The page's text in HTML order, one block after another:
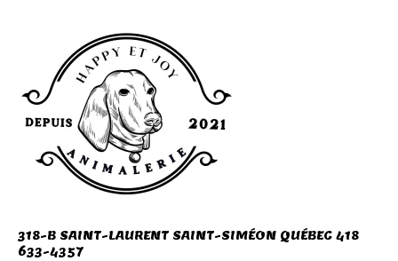
318-B SAINT-LAURENT SAINT-SIMÉON QUÉBEC 418
633-4357